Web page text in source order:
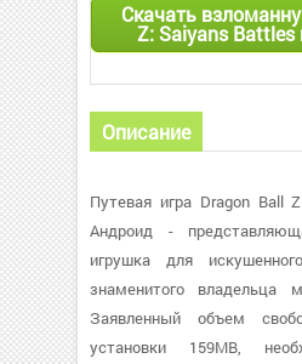
Скачать
Z: Saiyans
Описание
Путевая игра Dragon Ball
Андроид -
игрушка для
знаменитого владельца
Заявленный объем
установки 159MB,